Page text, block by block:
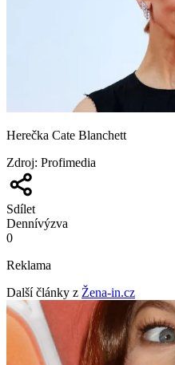
Herečka Cate Blanchett
Zdroj: Profimedia
Sdílet
Dennívýzva
0
Reklama
Další články z Žena-in.cz